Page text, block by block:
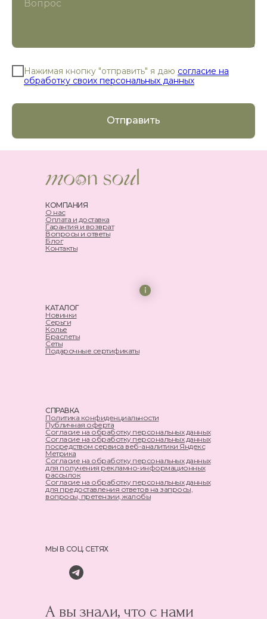
Нажимая кнопку "отправить" я даю согласие на
обработку своих персональных данных
Отправить
КОМПАНИЯ
О нас
Оплата и доставка
Гарантия и возврат
Вопросы и ответы
Блог
Контакты
А вы знали, что с нами
МЫ В СОЦ. СЕТЯХ
СПРАВКА
Политика конфиденциальности
Публичная оферта
Согласие на обработку персональных данных
Согласие на обработку персональных данных
посредством сервиса веб-аналитики Яндекс
Метрика
Согласие на обработку персональных данных
для получения рекламно-информационных
рассылок
Согласие на обработку персональных данных
для предоставления ответов на запросы,
вопросы, претензии, жалобы
КАТАЛОГ
Новинки
Серьги
Колье
Браслеты
Сеты
Подарочные сертификаты